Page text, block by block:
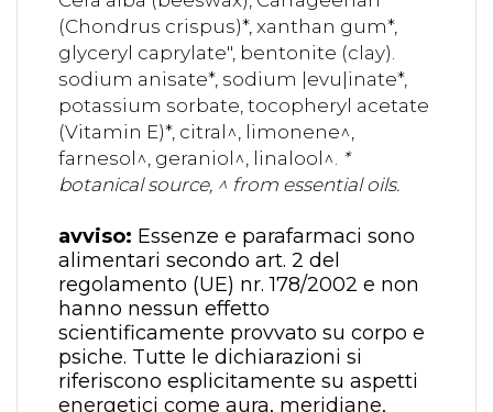
(Chondrus crispus)*, xanthan gum*,
glyceryl caprylate", bentonite (clay).
sodium anisate*, sodium |evu|inate*,
potassium sorbate, tocopheryl acetate
(Vitamin E)*, citral^, limonene^,
farnesol^, geraniol^, linalool^. *
botanical source, ^ from essential oils.
avviso: Essenze e parafarmaci sono
alimentari secondo art. 2 del
regolamento (UE) nr. 178/2002 e non
hanno nessun effetto
scientificamente provvato su corpo e
psiche. Tutte le dichiarazioni si
riferiscono esplicitamente su aspetti
energetici come aura, meridiane,